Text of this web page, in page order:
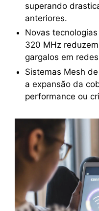
superando
anteriores.
Novas
320 MHz
gargalos em
Sistemas Mesh
a expansão da
performance ou